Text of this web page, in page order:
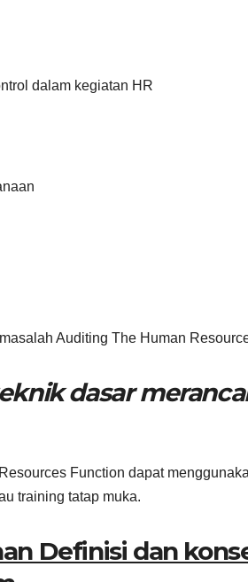
dalam kegiatan HR
Auditing The Human
dasar
Function dapat
training tatap muka.
Definisi dan